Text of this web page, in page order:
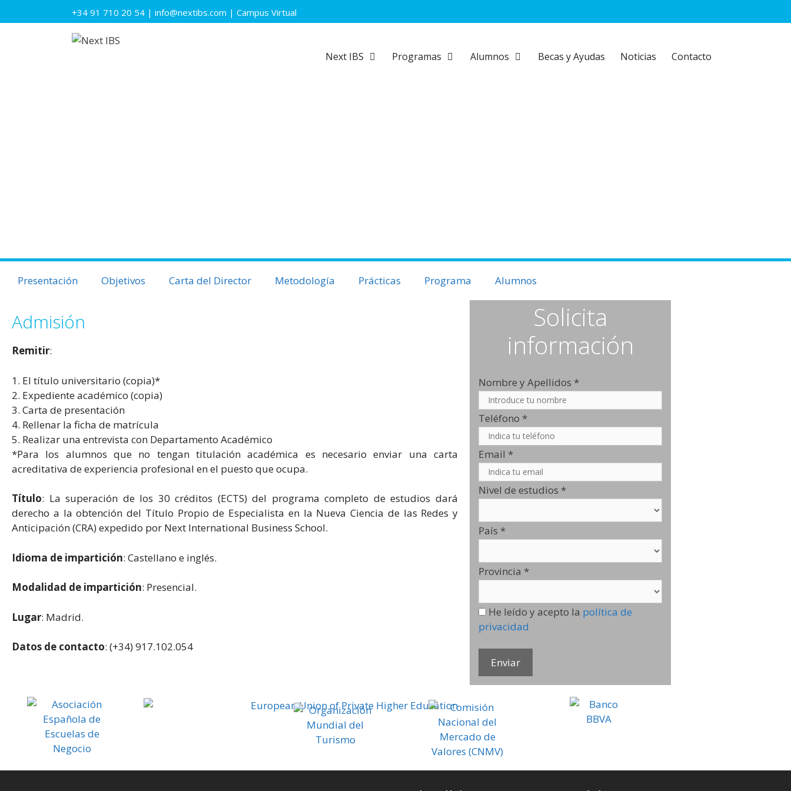
+34 91 710 20 54 | info@nextibs.com | Campus Virtual
Next IBS Programas Alumnos Becas y Ayudas Noticias Contacto
Presentación Objetivos Carta del Director Metodología Prácticas Programa Alumnos
Admisión
Remitir:
1. El título universitario (copia)*
2. Expediente académico (copia)
3. Carta de presentación
4. Rellenar la ficha de matrícula
5. Realizar una entrevista con Departamento Académico
*Para los alumnos que no tengan titulación académica es necesario enviar una carta
acreditativa de experiencia profesional en el puesto que ocupa.
Título: La superación de los 30 créditos (ECTS) del programa completo de estudios dará
derecho a la obtención del Título Propio de Especialista en la Nueva Ciencia de las Redes y
Anticipación (CRA) expedido por Next International Business School.
Idioma de impartición: Castellano e inglés.
Modalidad de impartición: Presencial.
Lugar: Madrid.
Datos de contacto: (+34) 917.102.054
Solicita
información
Nombre y Apellidos *
Teléfono *
Email *
Nivel de estudios *
País *
Provincia *
He leído y acepto la política de
privacidad